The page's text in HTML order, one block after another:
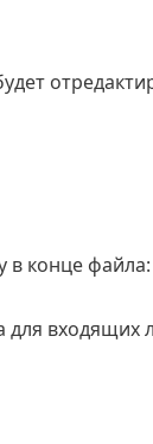
в конце файла:
для